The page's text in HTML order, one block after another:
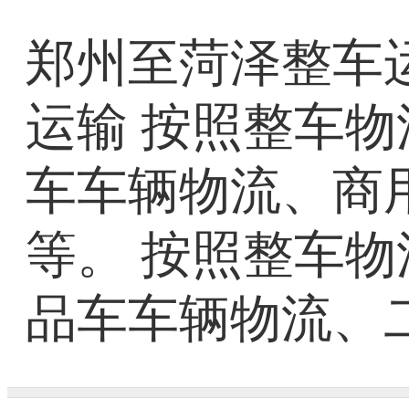
郑州至菏泽整车
运输 按照整车
车车辆物流、商
等。 按照整车
品车车辆物流、